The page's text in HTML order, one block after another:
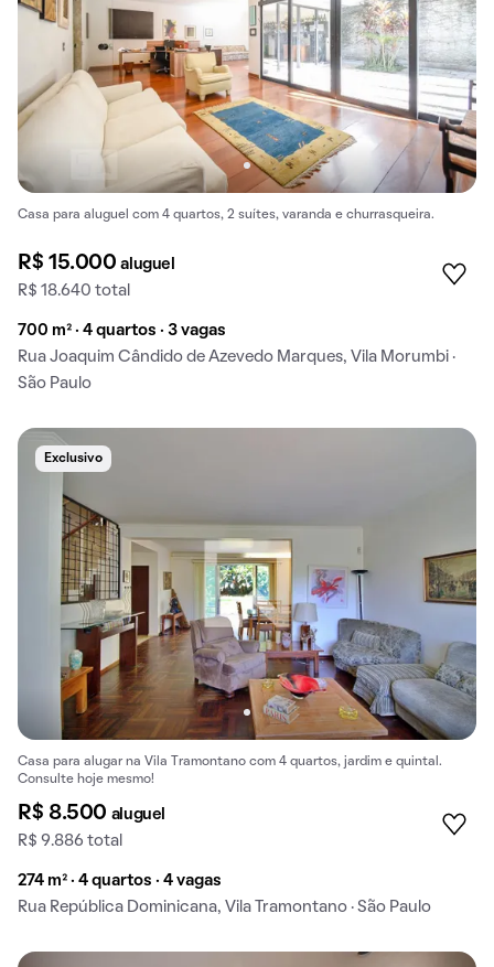
Casa para aluguel com 4 quartos, 2 suítes, varanda e churrasqueira.
R$ 15.000aluguel
R$ 18.640 total
700 m² · 4 quartos · 3 vagas
Rua Joaquim Cândido de Azevedo Marques, Vila Morumbi ·
São Paulo
Exclusivo
Casa para alugar na Vila Tramontano com 4 quartos, jardim e quintal.
Consulte hoje mesmo!
R$ 8.500 aluguel
R$ 9.886 total
274 m² · 4 quartos · 4 vagas
Rua República Dominicana, Vila Tramontano · São Paulo